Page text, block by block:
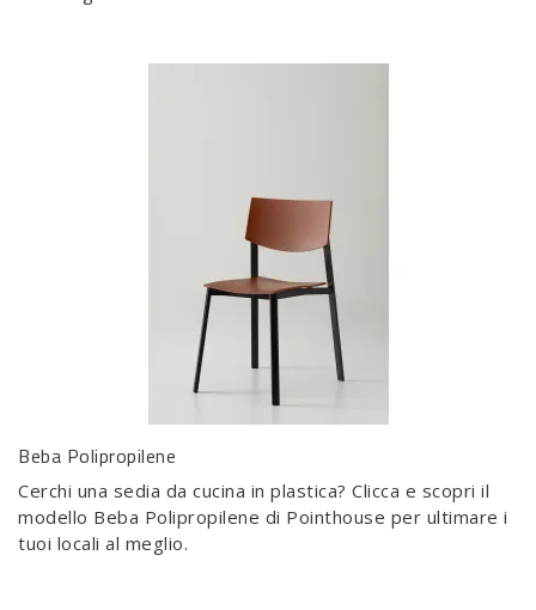
Beba Polipropilene
Cerchi una sedia da cucina in plastica? Clicca e scopri il
modello Beba Polipropilene di Pointhouse per ultimare i
tuoi locali al meglio.